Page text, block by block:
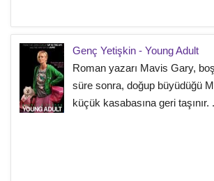
Genç Yetişkin - Young Adult
Roman yazarı Mavis Gary,
süre sonra, doğup büyüdüğü
küçük kasabasına geri taşınır.